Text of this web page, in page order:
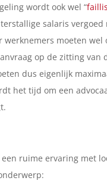
wordt ook wel “
salaris
werknemers moeten
op de zitting van
dus eigenlijk
het tijd om een
ruime ervaring met